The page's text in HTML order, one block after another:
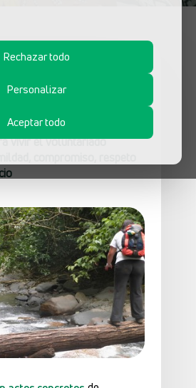
Rechazar todo
Personalizar
Aceptar todo
del
misionero
vivir el voluntariado